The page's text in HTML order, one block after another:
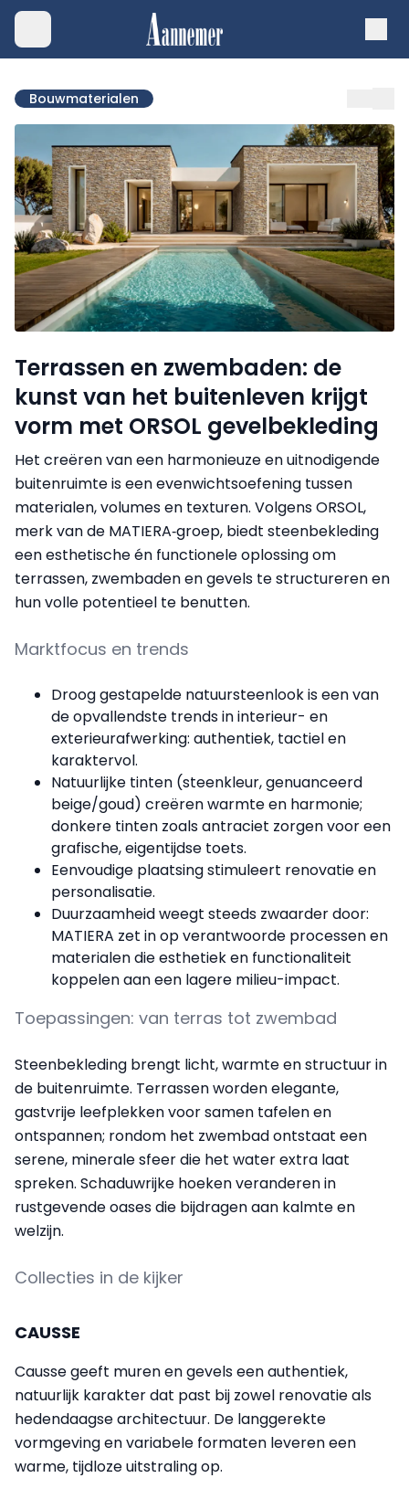
Bouwmaterialen
Terrassen en zwembaden: de
kunst van het buitenleven krijgt
vorm met ORSOL gevelbekleding
Het creëren van een harmonieuze en uitnodigende
buitenruimte is een evenwichtsoefening tussen
materialen, volumes en texturen. Volgens ORSOL,
merk van de MATIERA‑groep, biedt steenbekleding
een esthetische én functionele oplossing om
terrassen, zwembaden en gevels te structureren en
hun volle potentieel te benutten.
Marktfocus en trends
Droog gestapelde natuursteenlook is een van
de opvallendste trends in interieur- en
exterieurafwerking: authentiek, tactiel en
karaktervol.
Natuurlijke tinten (steenkleur, genuanceerd
beige/goud) creëren warmte en harmonie;
donkere tinten zoals antraciet zorgen voor een
grafische, eigentijdse toets.
Eenvoudige plaatsing stimuleert renovatie en
personalisatie.
Duurzaamheid weegt steeds zwaarder door:
MATIERA zet in op verantwoorde processen en
materialen die esthetiek en functionaliteit
koppelen aan een lagere milieu-impact.
Toepassingen: van terras tot zwembad
Steenbekleding brengt licht, warmte en structuur in
de buitenruimte. Terrassen worden elegante,
gastvrije leefplekken voor samen tafelen en
ontspannen; rondom het zwembad ontstaat een
serene, minerale sfeer die het water extra laat
spreken. Schaduwrijke hoeken veranderen in
rustgevende oases die bijdragen aan kalmte en
welzijn.
Collecties in de kijker
CAUSSE
Causse geeft muren en gevels een authentiek,
natuurlijk karakter dat past bij zowel renovatie als
hedendaagse architectuur. De langgerekte
vormgeving en variabele formaten leveren een
warme, tijdloze uitstraling op.